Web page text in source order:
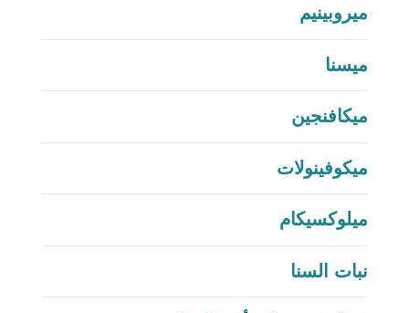
ميروبينيم
ميسنا
ميكافنجين
ميكوفينولات
ميلوكسيكام
نبات السنا